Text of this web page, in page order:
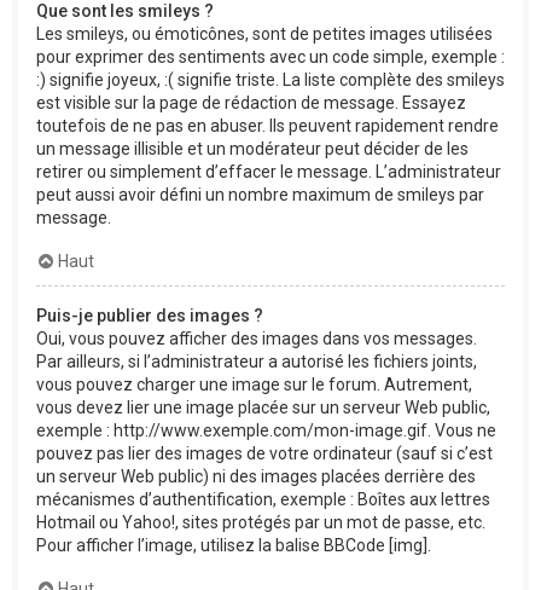
Que sont les smileys ?
Les smileys, ou émoticônes, sont de petites images utilisées
pour exprimer des sentiments avec un code simple, exemple :
:) signifie joyeux, :( signifie triste. La liste complète des smileys
est visible sur la page de rédaction de message. Essayez
toutefois de ne pas en abuser. Ils peuvent rapidement rendre
un message illisible et un modérateur peut décider de les
retirer ou simplement d’effacer le message. L’administrateur
peut aussi avoir défini un nombre maximum de smileys par
message.
Haut
Puis-je publier des images ?
Oui, vous pouvez afficher des images dans vos messages.
Par ailleurs, si l’administrateur a autorisé les fichiers joints,
vous pouvez charger une image sur le forum. Autrement,
vous devez lier une image placée sur un serveur Web public,
exemple : http://www.exemple.com/mon-image.gif. Vous ne
pouvez pas lier des images de votre ordinateur (sauf si c’est
un serveur Web public) ni des images placées derrière des
mécanismes d’authentification, exemple : Boîtes aux lettres
Hotmail ou Yahoo!, sites protégés par un mot de passe, etc.
Pour afficher l’image, utilisez la balise BBCode [img].